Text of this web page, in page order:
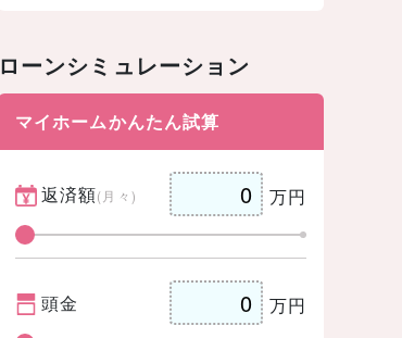
ローンシミュレーション
マイホームかんたん試算
返済額(月々) 万円
頭金 万円